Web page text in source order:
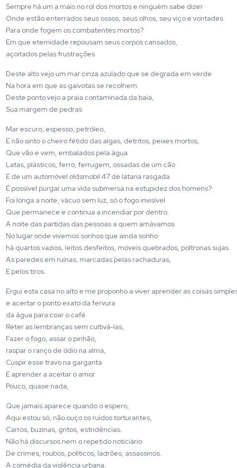
Sempre há um a mais no rol dos mortos e ninguém sabe dizer
Onde estão enterrados seus ossos, seus olhos, seu viço e vontades
Para onde fogem os combatentes mortos?
Em que eternidade repousam seus corpos cansados,
açoitados pelas frustrações
Deste alto vejo um mar cinza azulado que se degrada em verde
Na hora em que as gaivotas se recolhem.
Deste ponto vejo a praia contaminada da baía,
Sua margem de pedras
Mar escuro, espesso, petróleo,
E não sinto o cheiro fétido das algas, detritos, peixes mortos,
Que vão e vem, embalados pela água
Latas, plásticos, ferro, ferrugem, ossadas de um cão
E de um automóvel oldsmobil 47 de lataria rasgada
É possível purgar uma vida submersa na estupidez dos homens?
Foi longa a noite, vácuo sem luz, só o fogo invisível
Que permanece e continua a incendiar por dentro.
A noite das partidas das pessoas a quem amávamos
No lugar onde vivemos sonhos que ainda sonho
há quartos vazios, leitos desfeitos, móveis quebrados, poltronas sujas.
As paredes em ruínas, marcadas pelas rachaduras,
E pelos tiros.
Ergui esta casa no alto e me proponho a viver aprender as coisas
e acertar o ponto exato da fervura
da água para coar o café.
Reter as lembranças sem cultivá-las,
Fazer o fogo, assar o pinhão,
raspar o ranço de ódio na alma,
Cuspir esse travo na garganta
E aprender a aceitar o amor
Pouco, quase nada,
Que jamais aparece quando o espero,
Aqui estou só, não ouço os ruídos torturantes,
Carros, buzinas, gritos, estridências.
Não há discursos nem o repetido noticiário
De crimes, roubos, políticos, ladrões, assassinos.
A comédia da violência urbana.